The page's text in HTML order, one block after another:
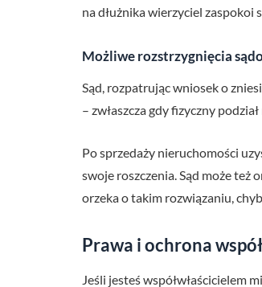
na dłużnika wierzyciel zaspokoi
Możliwe rozstrzygnięcia
Sąd, rozpatrując wniosek o
– zwłaszcza gdy fizyczny
Po sprzedaży nieruchomości
swoje roszczenia. Sąd może też
orzeka o takim rozwiązaniu,
Prawa i ochrona
Jeśli jesteś współwłaścicielem